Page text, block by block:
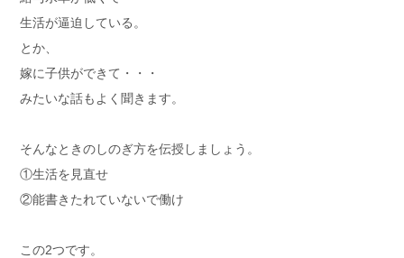
生活が逼迫している。
とか、
嫁に子供ができて・・・
みたいな話もよく聞きます。
そんなときのしのぎ方を伝授しましょう。
①生活を見直せ
②能書きたれていないで働け
この2つです。